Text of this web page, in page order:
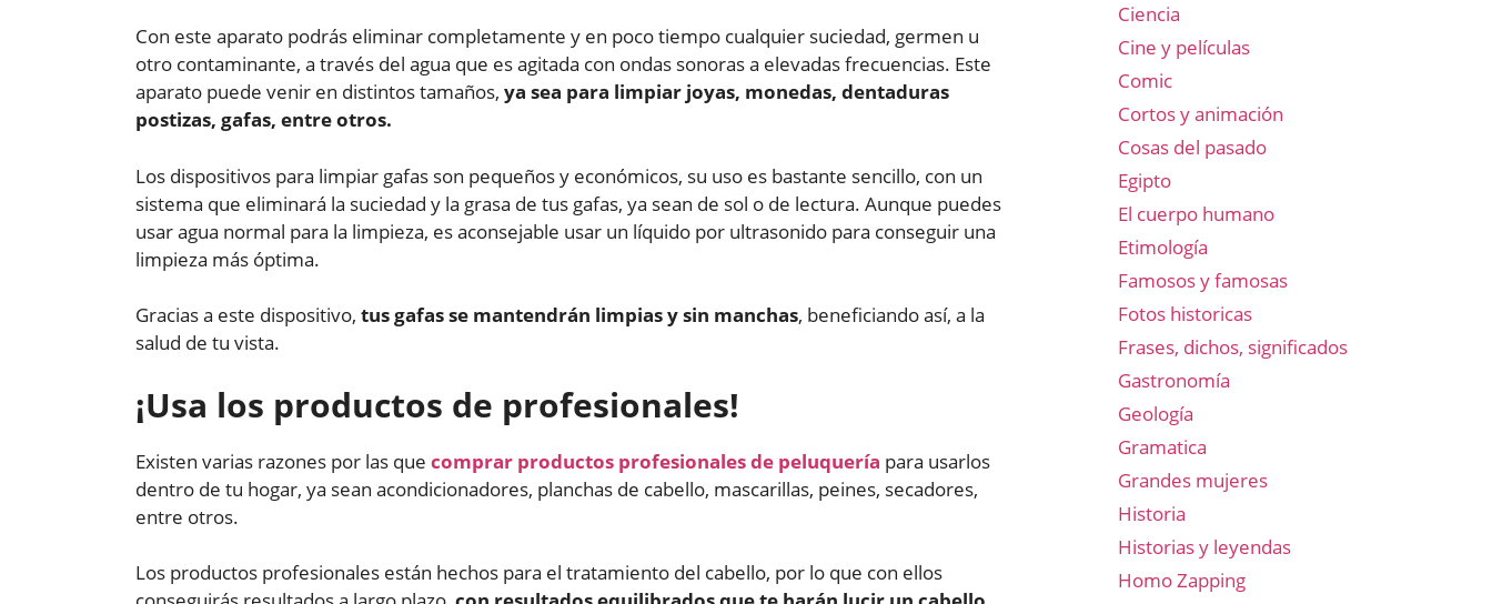
Con este aparato podrás eliminar completamente y en poco tiempo cualquier suciedad, germen u
otro contaminante, a través del agua que es agitada con ondas sonoras a elevadas frecuencias. Este
aparato puede venir en distintos tamaños, ya sea para limpiar joyas, monedas, dentaduras
postizas, gafas, entre otros.
Los dispositivos para limpiar gafas son pequeños y económicos, su uso es bastante sencillo, con un
sistema que eliminará la suciedad y la grasa de tus gafas, ya sean de sol o de lectura. Aunque puedes
usar agua normal para la limpieza, es aconsejable usar un líquido por ultrasonido para conseguir una
limpieza más óptima.
Gracias a este dispositivo, tus gafas se mantendrán limpias y sin manchas, beneficiando así, a la
salud de tu vista.
¡Usa los productos de profesionales!
Existen varias razones por las que comprar productos profesionales de peluquería para usarlos
dentro de tu hogar, ya sean acondicionadores, planchas de cabello, mascarillas, peines, secadores,
entre otros.
Los productos profesionales están hechos para el tratamiento del cabello, por lo que con ellos
Ciencia
Cine y películas
Comic
Cortos y animación
Cosas del pasado
Egipto
El cuerpo humano
Etimología
Famosos y famosas
Fotos historicas
Frases, dichos, significados
Gastronomía
Geología
Gramatica
Grandes mujeres
Historia
Historias y leyendas
Homo Zapping